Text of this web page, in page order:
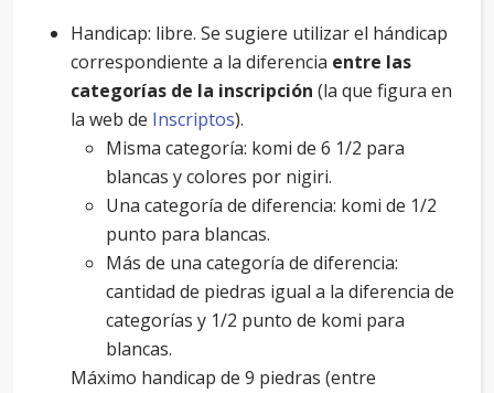
Handicap: libre. Se sugiere utilizar el hándicap
correspondiente a la diferencia entre las
categorías de la inscripción (la que figura en
la web de Inscriptos).
Misma categoría: komi de 6 1/2 para
blancas y colores por nigiri.
Una categoría de diferencia: komi de 1/2
punto para blancas.
Más de una categoría de diferencia:
cantidad de piedras igual a la diferencia de
categorías y 1/2 punto de komi para
blancas.
Máximo handicap de 9 piedras (entre